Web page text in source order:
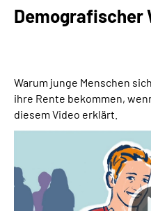
Über uns & Presse
Online-Services
Language
Demografischer
Warum junge Menschen
ihre Rente bekommen,
diesem Video erklärt.